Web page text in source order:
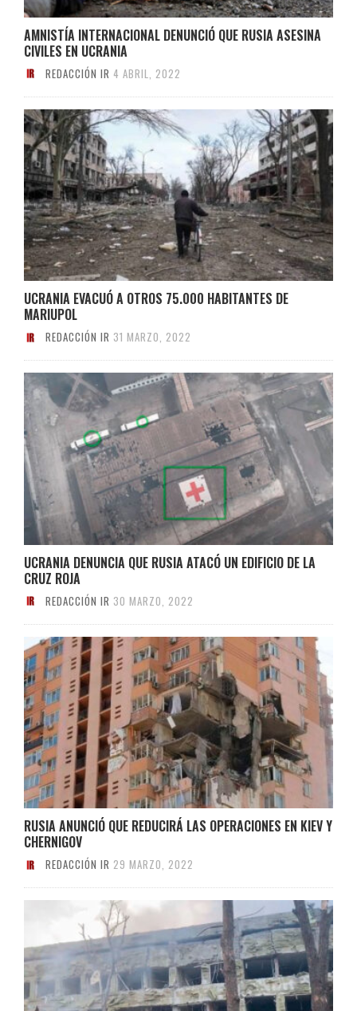
AMNISTÍA INTERNACIONAL DENUNCIÓ QUE RUSIA ASESINA
CIVILES EN UCRANIA
REDACCIÓN IR 4 ABRIL, 2022
UCRANIA EVACUÓ A OTROS 75.000 HABITANTES DE
MARIUPOL
REDACCIÓN IR 31 MARZO, 2022
UCRANIA DENUNCIA QUE RUSIA ATACÓ UN EDIFICIO DE LA
CRUZ ROJA
REDACCIÓN IR 30 MARZO, 2022
RUSIA ANUNCIÓ QUE REDUCIRÁ LAS OPERACIONES EN KIEV Y
CHERNIGOV
REDACCIÓN IR 29 MARZO, 2022